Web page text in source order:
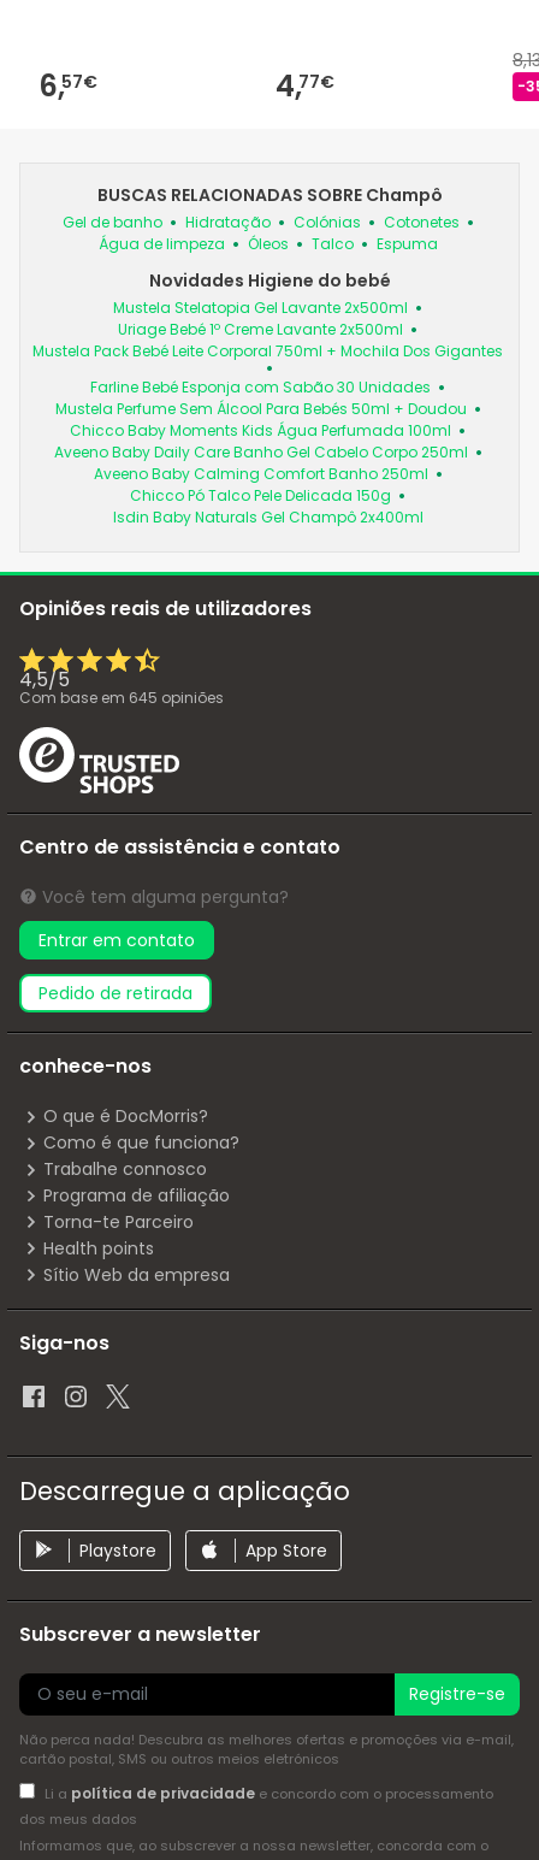
6,57€ 4,77€ -
BUSCAS RELACIONADAS SOBRE Champô
Gel de banho Hidratação Colónias
Cotonetes
Água de limpeza
Óleos Talco Espuma
Novidades Higiene do bebé
Mustela Stelatopia Gel Lavante 2x500ml
Uriage Bebé 1º Creme Lavante 2x500ml
Mustela Pack Bebé Leite Corporal 750ml + Mochila Dos Gigantes
Farline Bebé Esponja com Sabão 30 Unidades
Mustela Perfume Sem Álcool Para Bebés 50ml + Doudou
Chicco Baby Moments Kids Água Perfumada 100ml
Aveeno Baby Daily Care Banho Gel Cabelo Corpo 250ml
Aveeno Baby Calming Comfort Banho 250ml
Chicco Pó Talco Pele Delicada 150g
Isdin Baby Naturals Gel Champô 2x400ml
Opiniões reais de utilizadores
4,5/5
Com base em 645 opiniões
Centro de assistência e contato
Você tem alguma pergunta?
Entrar em contato
pedido de retirada
conhece-nos
O que é DocMorris?
Como é que funciona?
Trabalhe connosco
Programa de afiliação
Torna-te Parceiro
Health points
Sítio Web da empresa
Siga-nos
Descarregue a aplicação
Playstore App Store
Subscrever a newsletter
Registre-se
Não perca nada! Descubra as melhores ofertas e promoções via e-mail,
cartão postal, SMS ou outros meios eletrónicos
Li a política de privacidadee concordo com o processamento
dos meus dados
Informamos que, ao subscrever a nossa newsletter, concorda com o